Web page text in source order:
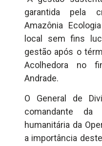
garantida pela
Amazônia
local sem fins
gestão após o
Acolhedora no
Andrade.
O General de
comandante
humanitária da
a importância